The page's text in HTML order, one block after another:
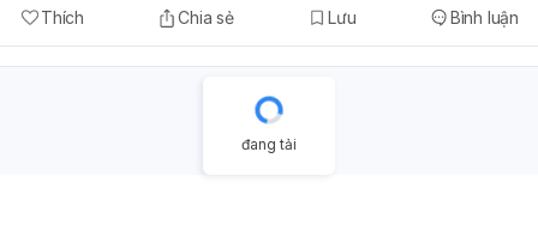
Thích Chia sẻ Lưu Bình luận
đang tải